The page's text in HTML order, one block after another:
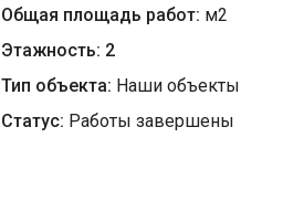
Общая площадь работ: м2
Этажность: 2
Тип объекта: Наши объекты
Статус: Работы завершены